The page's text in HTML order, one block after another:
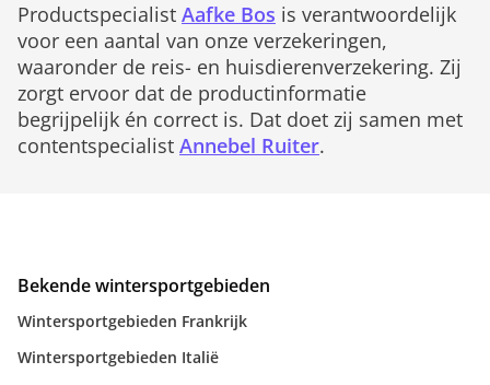
Productspecialist Aafke Bos is verantwoordelijk
voor een aantal van onze verzekeringen,
waaronder de reis- en huisdierenverzekering. Zij
zorgt ervoor dat de productinformatie
begrijpelijk én correct is. Dat doet zij samen met
contentspecialist Annebel Ruiter.
Bekende wintersportgebieden
Wintersportgebieden Frankrijk
Wintersportgebieden Italië